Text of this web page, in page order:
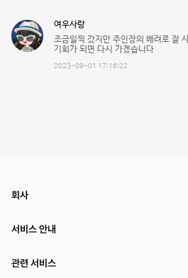
여우사랑
조금일찍 갔지만 주인장의 배려로 잘
기회가 되면 다시 가겠습니다
2023-09-01 17:16:22
회사
서비스 안내
관련 서비스